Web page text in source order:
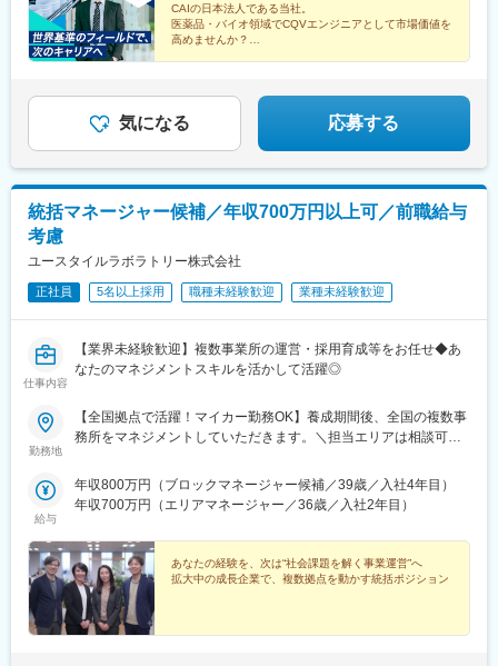
CAIの日本法人である当社。
医薬品・バイオ領域でCQVエンジニアとして市場価値を
高めませんか？
◎グローバル基準の環境
◎トレーニング制度充実
気になる 応募する
統括マネージャー候補／年収700万円以上可／前職給与
考慮
ユースタイルラボラトリー株式会社
正社員 5名以上採用 職種未経験歓迎 業種未経験歓迎
仕事内容
【業界未経験歓迎】複数事業所の運営・採用育成等をお任せ◆あ
なたのマネジメントスキルを活かして活躍◎
勤務地
【全国拠点で活躍！マイカー勤務OK】養成期間後、全国の複数事
務所をマネジメントしていただきます。＼担当エリアは相談可
《養成期間中の勤務地》現在は東京、横浜、埼玉、福岡の事業所
で行っていますが、ご希望に合わせて、お住まいのエリアで行う
ことも可能です。また社宅の利用もできますので、ご面接時にお
が対象※現在お住まいの地域又はジェネラルマネージャーと相談の
上決定《配属事業部について》障害福祉事業では「重度訪問介
護」と「グループホーム」、高齢者事業では「訪問介護事業」を
展開しています。配属に関しては、適性や条件等に応じて、配属
の事業部を決定。あなたの適性や能力を活かせる適切な部署でご
給与
年収800万円（ブロックマネージャー候補／39歳／入社4年目）
年収700万円（エリアマネージャー／36歳／入社2年目）
あなたの経験を、次は“社会課題を解く事業運営”へ
拡大中の成長企業で、複数拠点を動かす統括ポジション